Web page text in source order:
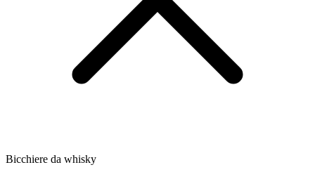
Bicchiere da whisky